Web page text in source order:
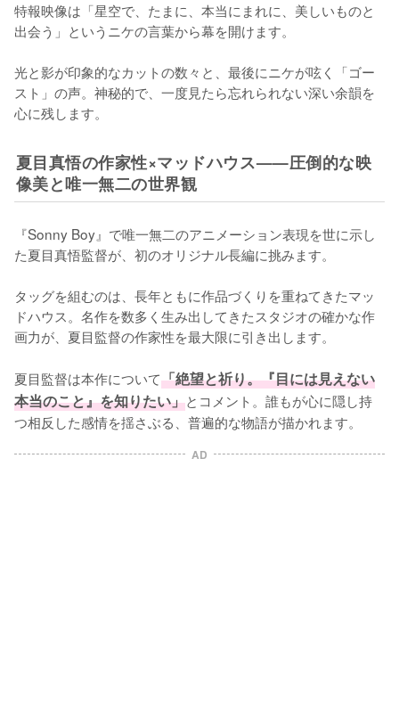
特報映像は「星空で、たまに、本当にまれに、美しいものと
出会う」というニケの言葉から幕を開けます。
光と影が印象的なカットの数々と、最後にニケが呟く「ゴー
スト」の声。神秘的で、一度見たら忘れられない深い余韻を
心に残します。
夏目真悟の作家性×マッドハウス——圧倒的な映
像美と唯一無二の世界観
『Sonny Boy』で唯一無二のアニメーション表現を世に示し
た夏目真悟監督が、初のオリジナル長編に挑みます。
タッグを組むのは、長年ともに作品づくりを重ねてきたマッ
ドハウス。名作を数多く生み出してきたスタジオの確かな作
画力が、夏目監督の作家性を最大限に引き出します。
夏目監督は本作について「絶望と祈り。『目には見えない
本当のこと』を知りたい」とコメント。誰もが心に隠し持
つ相反した感情を揺さぶる、普遍的な物語が描かれます。
AD